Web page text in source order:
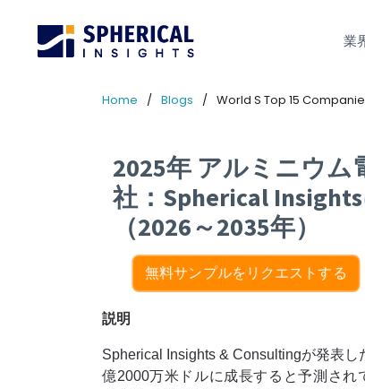
業
Home Blogs World S Top 15
2025年 アルミニウ
社：Spherical
（2026～2035年）
無料サンプルをリクエストする
説明
Spherical Insights & Consultingが発表
億2000万米ドルに成長すると予測さ